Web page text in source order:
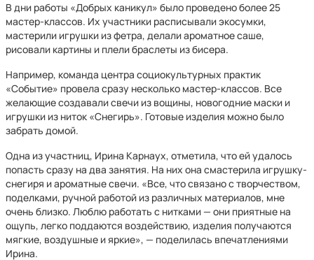
В дни работы «Добрых каникул» было проведено более 25
мастер-классов. Их участники расписывали экосумки,
мастерили игрушки из фетра, делали ароматное саше,
рисовали картины и плели браслеты из бисера.
Например, команда центра социокультурных практик
«Событие» провела сразу несколько мастер-классов. Все
желающие создавали свечи из вощины, новогодние маски и
игрушки из ниток «Снегирь». Готовые изделия можно было
забрать домой.
Одна из участниц, Ирина Карнаух, отметила, что ей удалось
попасть сразу на два занятия. На них она смастерила игрушку-
снегиря и ароматные свечи. «Все, что связано с творчеством,
поделками, ручной работой из различных материалов, мне
очень близко. Люблю работать с нитками — они приятные на
ощупь, легко поддаются воздействию, изделия получаются
мягкие, воздушные и яркие», — поделилась впечатлениями
Ирина.